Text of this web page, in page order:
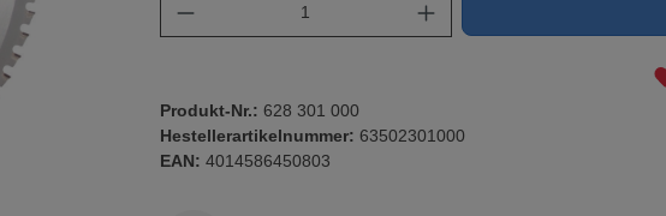
Produkt Anzahl: Gib den
Produkt-Nr.: 628 301 000
Hestellerartikelnummer: 63502301000
EAN: 4014586450803